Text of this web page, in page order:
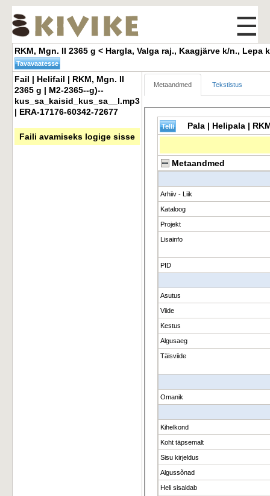
☰
RKM, Mgn. II 2365 g < Hargla, Valga raj., Kaagjärve k/n.,
Fail | Helifail | RKM, Mgn. II
2365 g | M2-2365--g)--
kus_sa_kaisid_kus_sa__l.mp3
| ERA-17176-60342-72677
Faili avamiseks logige sisse
Metaandmed Tekstistus